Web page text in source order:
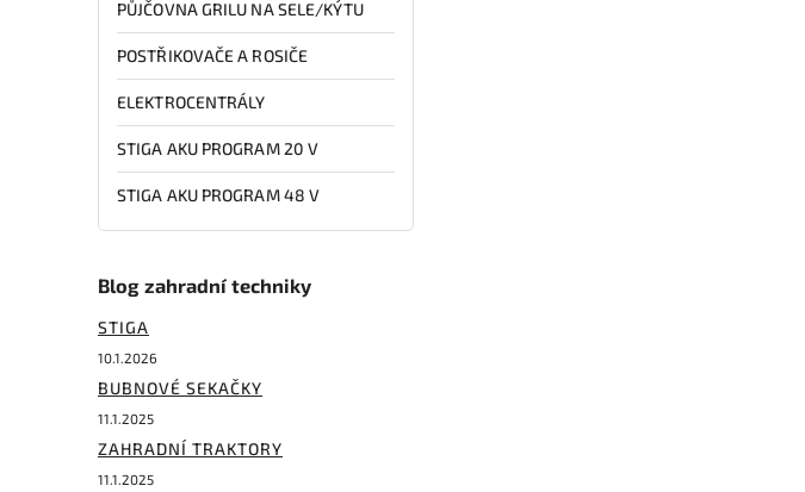
PŮJČOVNA GRILU NA SELE/KÝTU
POSTŘIKOVAČE A ROSIČE
ELEKTROCENTRÁLY
STIGA AKU PROGRAM 20 V
STIGA AKU PROGRAM 48 V
Blog zahradní techniky
STIGA
10.1.2026
BUBNOVÉ SEKAČKY
11.1.2025
ZAHRADNÍ TRAKTORY
11.1.2025